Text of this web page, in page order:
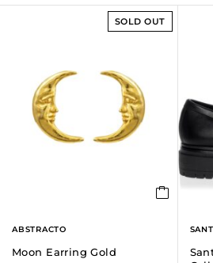
SOLD OUT
ABSTRACTO
Moon Earring Gold